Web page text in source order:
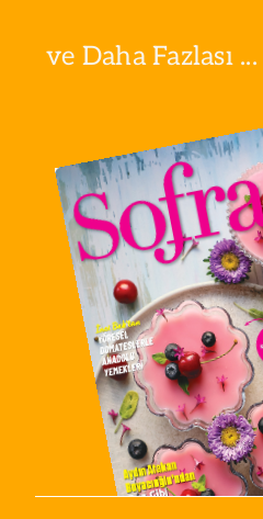
ve Daha Fazlası ...